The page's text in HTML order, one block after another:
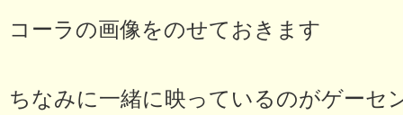
コーラの画像をのせておきます
ちなみに一緒に映っているのがゲーセ